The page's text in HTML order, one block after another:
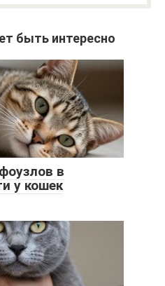
быть интересно
в
у кошек